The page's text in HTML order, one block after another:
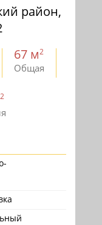
район,
67 м2
Общая
2